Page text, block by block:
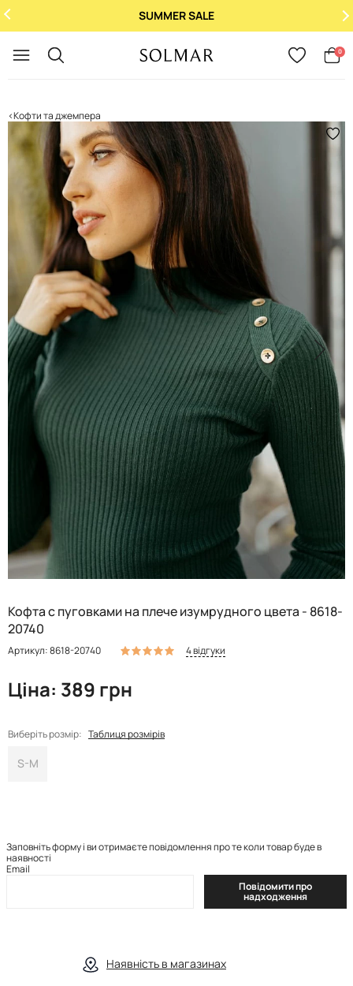
SUMMER SALE
0
Кофти та джемпера
Кофта с пуговками на плече изумрудного цвета - 8618-
20740
Артикул: 8618-20740 4 відгуки
Ціна: 389 грн
Виберіть розмір: Таблиця розмірів
S-M
Заповніть форму і ви отримаєте повідомлення про те коли товар буде в
наявності
Email
Повідомити про
надходження
Наявність в магазинах